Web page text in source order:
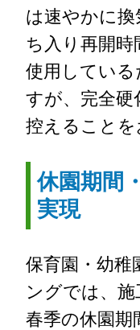
は速やかに
ち入り再開
使用してい
すが、完全硬
控えることを
休園期間
実現
保育園・幼稚
ングでは、
春季の休園期